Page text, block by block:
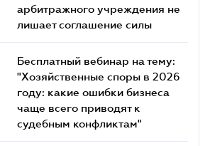
арбитражного учреждения не
лишает соглашение силы
Бесплатный вебинар на тему:
"Хозяйственные споры в 2026
году: какие ошибки бизнеса
чаще всего приводят к
судебным конфликтам"